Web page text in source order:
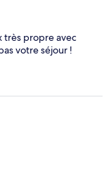
très propre avec
votre séjour !